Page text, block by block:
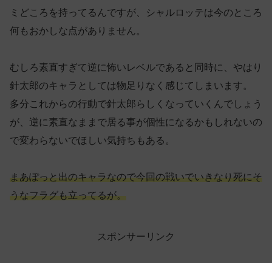
ミどころを持ってるんですが、シャルロッテは今のところ
何もおかしな点がありません。
むしろ素直すぎて逆に怖いレベルであると同時に、やはり
針太郎のキャラとしては物足りなく感じてしまいます。
多分これからの行動で針太郎らしくなっていくんでしょう
が、逆に素直なままで居る事が個性になるかもしれないの
で変わらないでほしい気持ちもある。
まあぽっと出のキャラなので今回の戦いでいきなり死にそ
うなフラグも立ってるが。
スポンサーリンク